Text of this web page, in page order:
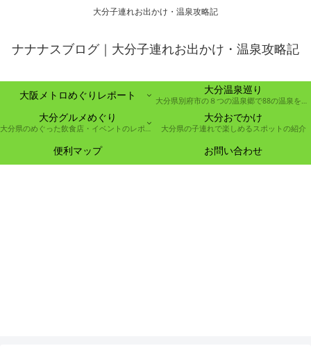
大分子連れお出かけ・温泉攻略記
ナナナスブログ｜大分子連れお出かけ・温泉攻略記
大阪メトロめぐりレポート 大分温泉巡り
大分県別府市の８つの温泉郷で88の温泉を巡る取り組み
大分グルメめぐり
大分県のめぐった飲食店・イベントのレポート
大分おでかけ
大分県の子連れで楽しめるスポットの紹介
便利マップ お問い合わせ